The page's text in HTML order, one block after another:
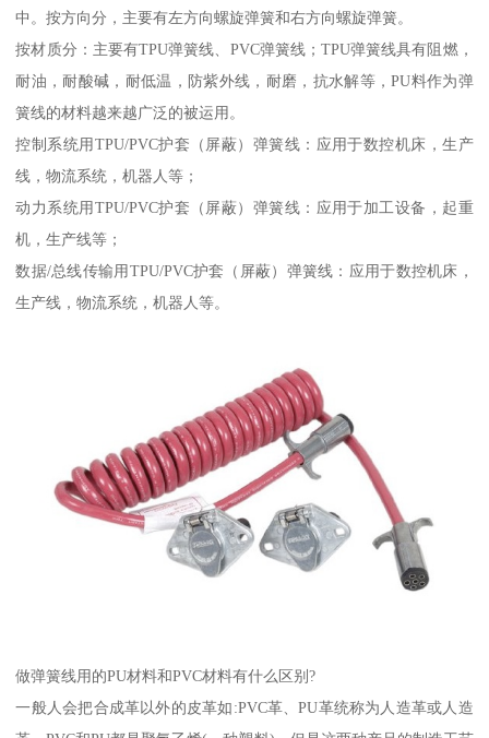
中。按方向分，主要有左方向螺旋弹簧和右方向螺旋弹簧。
按材质分：主要有TPU弹簧线、PVC弹簧线；TPU弹簧线具有阻燃，
耐油，耐酸碱，耐低温，防紫外线，耐磨，抗水解等，PU料作为弹
簧线的材料越来越广泛的被运用。
控制系统用TPU/PVC护套（屏蔽）弹簧线：应用于数控机床，生产
线，物流系统，机器人等；
动力系统用TPU/PVC护套（屏蔽）弹簧线：应用于加工设备，起重
机，生产线等；
数据/总线传输用TPU/PVC护套（屏蔽）弹簧线：应用于数控机床，
生产线，物流系统，机器人等。
做弹簧线用的PU材料和PVC材料有什么区别?
一般人会把合成革以外的皮革如:PVC革、PU革统称为人造革或人造